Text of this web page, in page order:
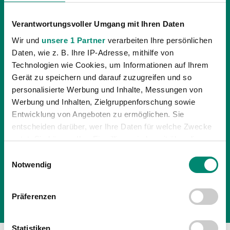
Verantwortungsvoller Umgang mit Ihren Daten
Wir und unsere 1 Partner verarbeiten Ihre persönlichen
Daten, wie z. B. Ihre IP-Adresse, mithilfe von
Technologien wie Cookies, um Informationen auf Ihrem
Gerät zu speichern und darauf zuzugreifen und so
personalisierte Werbung und Inhalte, Messungen von
Werbung und Inhalten, Zielgruppenforschung sowie
Entwicklung von Angeboten zu ermöglichen. Sie
entscheiden darüber, wer Ihre Daten für welche Zwecke
nutzt. Sie können Ihre Einwilligung jederzeit über die
Trigger Symbol ändern oder widerrufen
Erfahren Sie mehr darüber, wie Ihre persönlichen Daten
verarbeitet werden, und legen Sie Ihre Präferenzen im
Notwendig
Präferenzen
Statistiken
26.04.2017 | UNKATEGORISIERT
SV GUNTAMATIC RIED AB DER SAISON
2017/18 MIT EIGENEM AMATEURTEAM
Guntamatic Ried eine eigene Amateurmannschaft
stellen. Die Spielgemeinschaft mit Neuhofen wird
aufgelöst. Florian Königseder und Thomas Klochan
werden als